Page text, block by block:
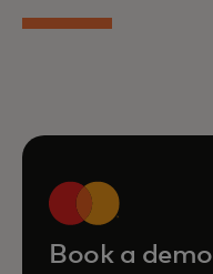
Book a demo